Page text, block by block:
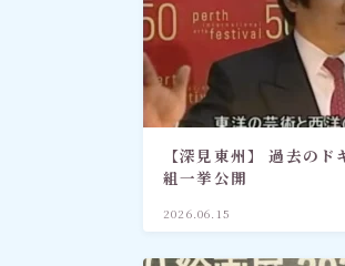
【深見東州】 過去の
組一挙公開
2026.06.15